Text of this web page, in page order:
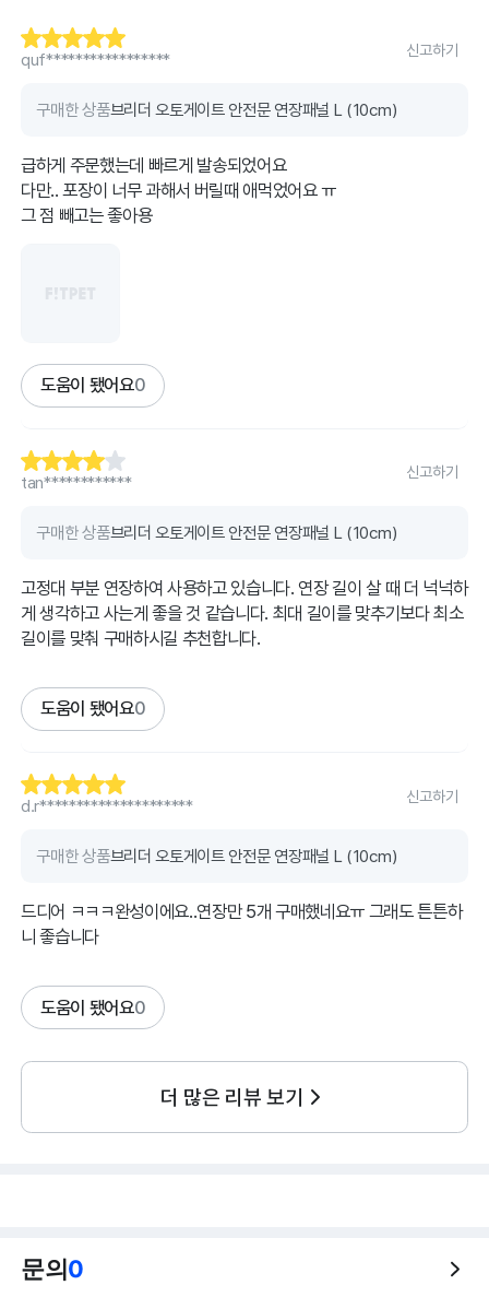
quf*****************
신고하기
구매한 상품브리더 오토게이트 안전문 연장패널 L (10cm)
급하게 주문했는데 빠르게 발송되었어요
다만.. 포장이 너무 과해서 버릴때 애먹었어요 ㅠ
그 점 빼고는 좋아용
도움이 됐어요0
tan************
신고하기
구매한 상품브리더 오토게이트 안전문 연장패널 L (10cm)
고정대 부분 연장하여 사용하고 있습니다. 연장 길이 살 때 더 넉넉하
게 생각하고 사는게 좋을 것 같습니다. 최대 길이를 맞추기보다 최소
길이를 맞춰 구매하시길 추천합니다.
도움이 됐어요0
d.r*********************
신고하기
구매한 상품브리더 오토게이트 안전문 연장패널 L (10cm)
드디어 ㅋㅋㅋ완성이에요..연장만 5개 구매했네요ㅠ 그래도 튼튼하
니 좋습니다
도움이 됐어요0
더 많은 리뷰 보기
문의0